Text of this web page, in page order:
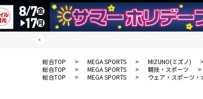
総合TOP > MEGA SPORTS > MIZUNO(ミズノ) >
総合TOP
> MEGA SPORTS > 競技・スポーツ >
総合TOP
> MEGA SPORTS > ウェア・スポーツ・